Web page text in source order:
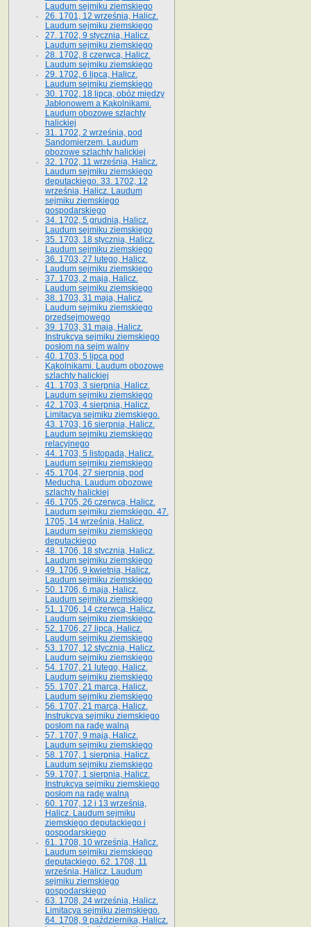
Laudum sejmiku ziemskiego
26. 1701, 12 września, Halicz.
Laudum sejmiku ziemskiego
27. 1702, 9 stycznia, Halicz.
Laudum sejmiku ziemskiego
28. 1702, 8 czerwca, Halicz.
Laudum sejmiku ziemskiego
29. 1702, 6 lipca, Halicz.
Laudum sejmiku ziemskiego
30. 1702, 18 lipca, obóz między
Jabłonowem a Kąkolnikami.
Laudum obozowe szlachty
halickiej
31. 1702, 2 września, pod
Sandomierzem. Laudum
obozowe szlachty halickiej
32. 1702, 11 września, Halicz.
Laudum sejmiku ziemskiego
deputackiego. 33. 1702, 12
września, Halicz. Laudum
sejmiku ziemskiego
gospodarskiego
34. 1702, 5 grudnia, Halicz.
Laudum sejmiku ziemskiego
35. 1703, 18 stycznia, Halicz.
Laudum sejmiku ziemskiego
36. 1703, 27 lutego, Halicz.
Laudum sejmiku ziemskiego
37. 1703, 2 maja, Halicz.
Laudum sejmiku ziemskiego
38. 1703, 31 maja, Halicz.
Laudum sejmiku ziemskiego
przedsejmowego
39. 1703, 31 maja, Halicz.
Instrukcya sejmiku ziemskiego
posłom na sejm walny
40. 1703, 5 lipca pod
Kąkolnikami. Laudum obozowe
szlachty halickiej
41­. 1703, 3 sierpnia, Halicz.
Laudum sejmiku ziemskiego
42. 1703, 4 sierpnia, Halicz.
Limitacya sejmiku ziemskiego.
43. 1703, 16 sierpnia, Halicz.
Laudum sejmiku ziemskiego
relacyjnego
44. 1703, 5 listopada, Halicz.
Laudum sejmiku ziemskiego
45. 1704, 27 sierpnia, pod
Meduchą. Laudum obozowe
szlachty halickiej
46. 1705, 26 czerwca, Halicz.
Laudum sejmiku ziemskiego. 47.
1705, 14 września, Halicz.
Laudum sejmiku ziemskiego
deputackiego
48. 1706, 18 stycznia, Halicz.
Laudum sejmiku ziemskiego
49. 1706, 9 kwietnia, Halicz.
Laudum sejmiku ziemskiego
50. 1706, 6 maja, Halicz.
Laudum sejmiku ziemskiego
51. 1706, 14 czerwca, Halicz.
Laudum sejmiku ziemskiego
52. 1706, 27 lipca, Halicz.
Laudum sejmiku ziemskiego
53. 1707, 12 stycznia, Halicz.
Laudum sejmiku ziemskiego
54. 1707, 21 lutego, Halicz.
Laudum sejmiku ziemskiego
55. 1707, 21 marca, Halicz.
Laudum sejmiku ziemskiego
56. 1707, 21 marca, Halicz.
Instrukcya sejmiku ziemskiego
posłom na radę walną
57. 1707, 9 maja, Halicz.
Laudum sejmiku ziemskiego
58. 1707, 1 sierpnia, Halicz.
Laudum sejmiku ziemskiego
59. 1707, 1 sierpnia, Halicz.
Instrukcya sejmiku ziemskiego
posłom na radę walną
60. 1707, 12 i 13 września,
Halicz. Laudum sejmiku
ziemskiego deputackiego i
gospodarskiego
61. 1708, 10 września, Halicz.
Laudum sejmiku ziemskiego
deputackiego. 62. 1708, 11
września, Halicz. Laudum
sejmiku ziemskiego
gospodarskiego
63. 1708, 24 września, Halicz.
Limitacya sejmiku ziemskiego.
64. 1708, 9 października, Halicz.